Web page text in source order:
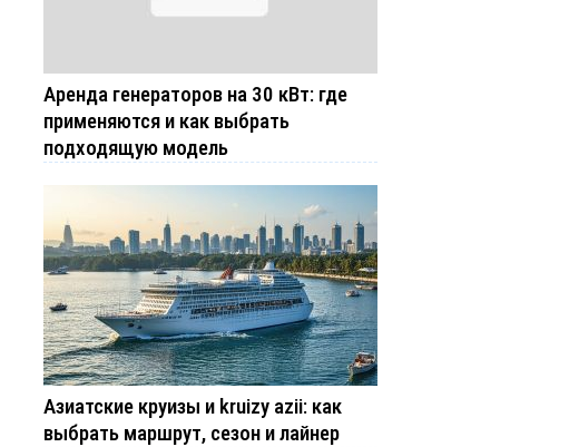
Аренда генераторов на 30 кВт: где
применяются и как выбрать
подходящую модель
Азиатские круизы и kruizy azii: как
выбрать маршрут, сезон и лайнер